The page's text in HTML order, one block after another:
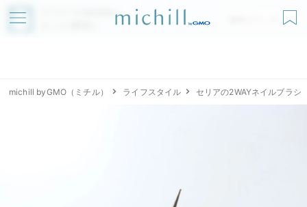
アプリでmichillが
無料ダウンロード
michill byGMO（ミチル） ライフスタイル セリアの2WAYネイルブラシ